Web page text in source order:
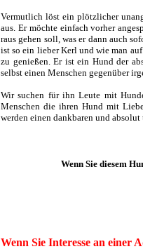
Vermutlich löst ein plötzlicher
aus. Er möchte einfach vorher
raus gehen soll, was er dann auch
ist so ein lieber Kerl und wie man
zu genießen. Er ist ein Hund der
selbst einen Menschen gegenüber
Wir suchen für ihn Leute mit
Menschen die ihren Hund mit
werden einen dankbaren und
Wenn Sie diesem
Wenn Sie Interesse an einer